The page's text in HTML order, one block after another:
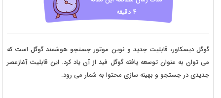
4 دقیقه
گوگل دیسکاور، قابلیت جدید و نوین موتور جستجو هوشمند گوگل است که
می توان به عنوان توسعه یافته گوگل فید از آن یاد کرد. این قابلیت آغازعصر
جدیدی در جستجو و بهینه سازی محتوا به شمار می رود.